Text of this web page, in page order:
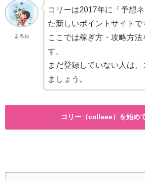
まるお
コリーは2017年に「予想
た新しいポイントサイトで
ここでは稼ぎ方・攻略方法
す。
まだ登録していない人は
ましょう。
コリー（colleee）を始め